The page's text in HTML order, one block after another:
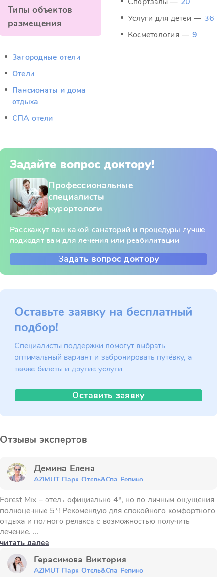
Типы объектов
размещения
Загородные отели
Отели
Пансионаты и дома
отдыха
СПА отели
Услуги для детей — 36
Косметология — 9
Задайте вопрос доктору!
Профессиональные
специалисты
курортологи
Расскажут вам какой санаторий и процедуры лучше
подходят вам для лечения или реабилитации
Задать вопрос доктору
Оставьте заявку на бесплатный
подбор!
Специалисты поддержки помогут выбрать
оптимальный вариант и забронировать путёвку, а
также билеты и другие услуги
Оставить заявку
Отзывы экспертов
Демина Елена
AZIMUT Парк Отель&Спа Репино
Forest Mix – отель официально 4*, но по личным ощущения
полноценные 5*! Рекомендую для спокойного комфортного
отдыха и полного релакса с возможностью получить
лечение. ...
читать далее
Герасимова Виктория
AZIMUT Парк Отель&Спа Репино